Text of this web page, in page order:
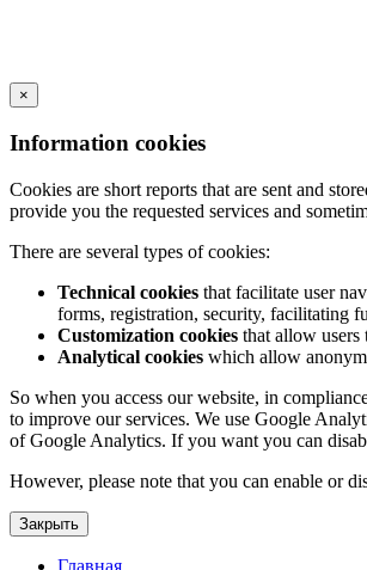
×
Information cookies
Cookies are short reports that are sent and
provide you the requested services and
There are several types of cookies:
Technical cookies that facilitate user
forms, registration, security, facilitating
Customization cookies that allow users
Analytical cookies which allow
So when you access our website, in
to improve our services. We use Google
of Google Analytics. If you want you can
However, please note that you can enable or
Закрыть
Главная